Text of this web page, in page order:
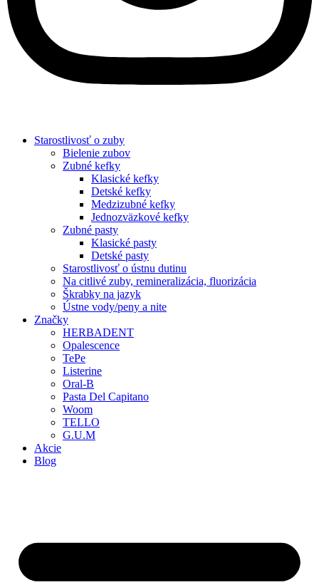
Starostlivosť o zuby
Bielenie zubov
Zubné kefky
Klasické kefky
Detské kefky
Medzizubné kefky
Jednozväzkové kefky
Zubné pasty
Klasické pasty
Detské pasty
Starostlivosť o ústnu dutinu
Na citlivé zuby, remineralizácia, fluorizácia
Škrabky na jazyk
Ústne vody/peny a nite
Značky
HERBADENT
Opalescence
TePe
Listerine
Oral-B
Pasta Del Capitano
Woom
TELLO
G.U.M
Akcie
Blog